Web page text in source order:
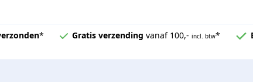
* Gratis verzending vanaf 100,- incl. btw*